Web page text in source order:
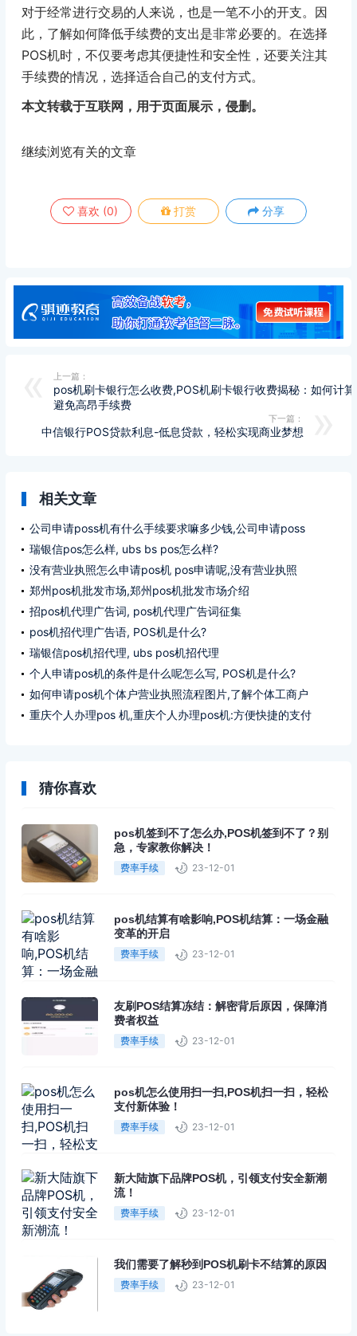
对于经常进行交易的人来说，也是一笔不小的开支。因
此，了解如何降低手续费的支出是非常必要的。在选择
POS机时，不仅要考虑其便捷性和安全性，还要关注其
手续费的情况，选择适合自己的支付方式。
本文转载于互联网，用于页面展示，侵删。
继续浏览有关的文章
喜欢 (0) 打赏 分享
上一篇：
pos机刷卡银行怎么收费,POS机刷卡银行收费揭秘：如何计
避免高昂手续费
下一篇：
中信银行POS贷款利息-低息贷款，轻松实现商业梦想
相关文章
公司申请poss机有什么手续要求嘛多少钱,公司申请poss
机办理什么手续要求多少钱?
瑞银信pos怎么样, ubs bs pos怎么样?
没有营业执照怎么申请pos机 pos申请呢,没有营业执照
pos机如何申请pos ?
郑州pos机批发市场,郑州pos机批发市场介绍
招pos机代理广告词, pos机代理广告词征集
pos机招代理广告语, POS机是什么?
瑞银信pos机招代理, ubs pos机招代理
个人申请pos机的条件是什么呢怎么写, POS机是什么?
如何申请pos机个体户营业执照流程图片,了解个体工商户
营业执照申请条件
重庆个人办理pos 机,重庆个人办理pos机:方便快捷的支付
猜你喜欢
pos机签到不了怎么办,POS机签到不了？别
急，专家教你解决！
费率手续 23-12-01
pos机结算有啥影响,POS机结算：一场金融
变革的开启
费率手续 23-12-01
友刷POS结算冻结：解密背后原因，保障消
费者权益
费率手续 23-12-01
pos机怎么使用扫一扫,POS机扫一扫，轻松
支付新体验！
费率手续 23-12-01
新大陆旗下品牌POS机，引领支付安全新潮
流！
费率手续 23-12-01
我们需要了解秒到POS机刷卡不结算的原因
费率手续 23-12-01